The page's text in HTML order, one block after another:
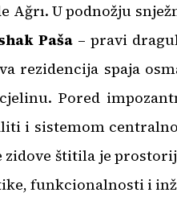
Ağrı. U podnožju
Paša– pravi
rezidencija spaja
Pored
i sistemom
štitila je
funkcionalnosti i